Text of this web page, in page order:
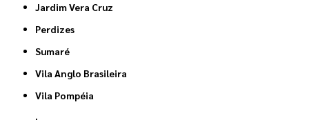
Jardim Vera Cruz
Perdizes
Sumaré
Vila Anglo Brasileira
Vila Pompéia